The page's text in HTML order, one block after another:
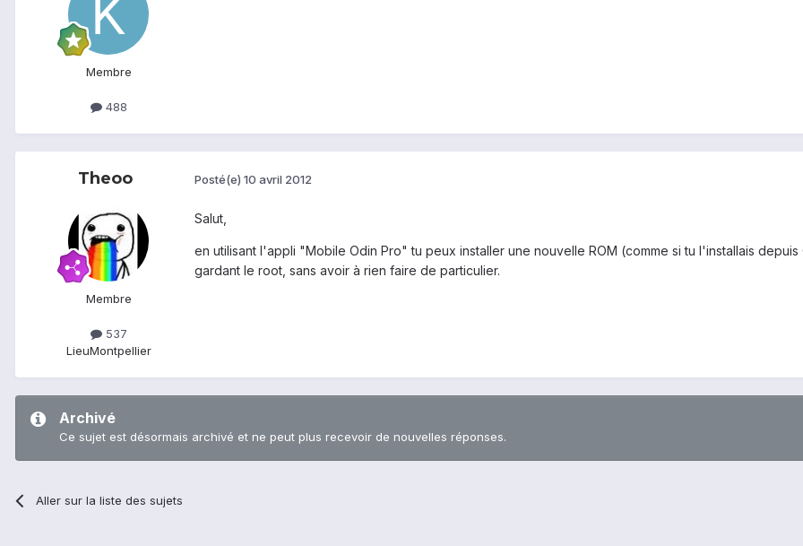
Membre
488
Theoo
Membre
537
LieuMontpellier
Posté(e) 10 avril 2012
Salut,
en utilisant l'appli "Mobile Odin Pro" tu peux installer une nouvelle ROM (comme si tu l'installais
gardant le root, sans avoir à rien faire de particulier.
Archivé
Ce sujet est désormais archivé et ne peut plus recevoir de nouvelles réponses.
Aller sur la liste des sujets